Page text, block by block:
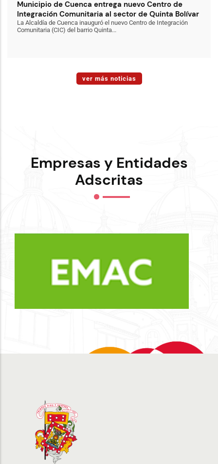
Municipio de Cuenca entrega nuevo Centro de
Integración Comunitaria al sector de Quinta Bolívar
La Alcaldía de Cuenca inauguró el nuevo Centro de Integración
Comunitaria (CIC) del barrio Quinta...
ver más noticias
Empresas y Entidades
Adscritas